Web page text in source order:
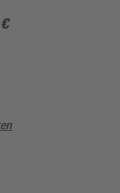
x 29,2 x
€